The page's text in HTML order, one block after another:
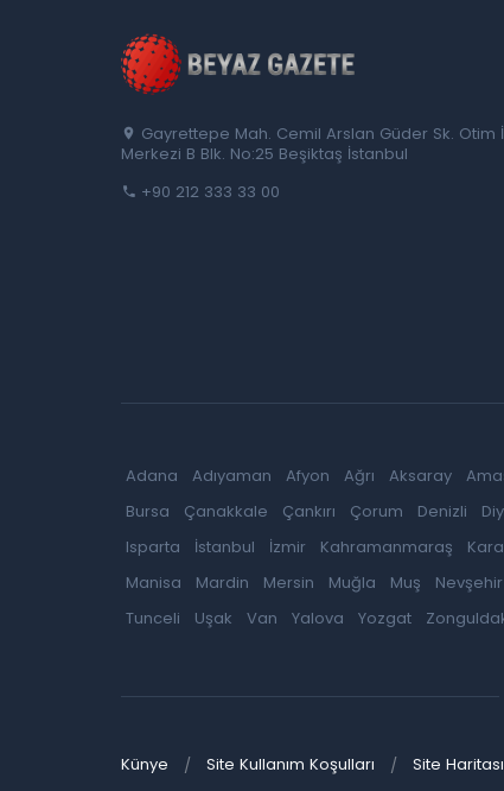
Gayrettepe Mah. Cemil Arslan Güder Sk. Otim
Merkezi B Blk. No:25 Beşiktaş İstanbul
+90 212 333 33 00
Adana Adıyaman Afyon Ağrı Aksaray
Bursa
Çanakkale Çankırı Çorum Denizli
Isparta
İstanbul İzmir Kahramanmaraş
Manisa
Mardin Mersin Muğla Muş Nevşehir
Tunceli
Uşak Van Yalova Yozgat
Künye Site Kullanım Koşulları Site Haritası